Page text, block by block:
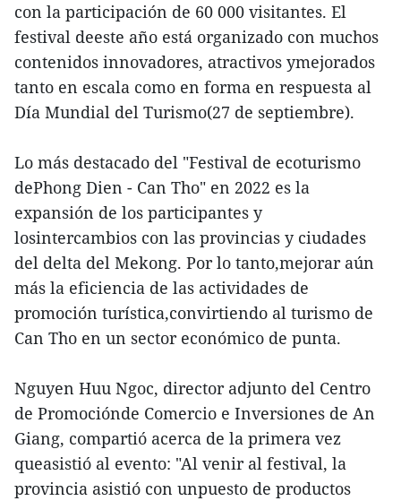
con la participación de 60 000 visitantes. El
festival deeste año está organizado con muchos
contenidos innovadores, atractivos ymejorados
tanto en escala como en forma en respuesta al
Día Mundial del Turismo(27 de septiembre).
Lo más destacado del "Festival de ecoturismo
dePhong Dien - Can Tho" en 2022 es la
expansión de los participantes y
losintercambios con las provincias y ciudades
del delta del Mekong. Por lo tanto,mejorar aún
más la eficiencia de las actividades de
promoción turística,convirtiendo al turismo de
Can Tho en un sector económico de punta.
Nguyen Huu Ngoc, director adjunto del Centro
de Promociónde Comercio e Inversiones de An
Giang, compartió acerca de la primera vez
queasistió al evento: "Al venir al festival, la
provincia asistió con unpuesto de productos